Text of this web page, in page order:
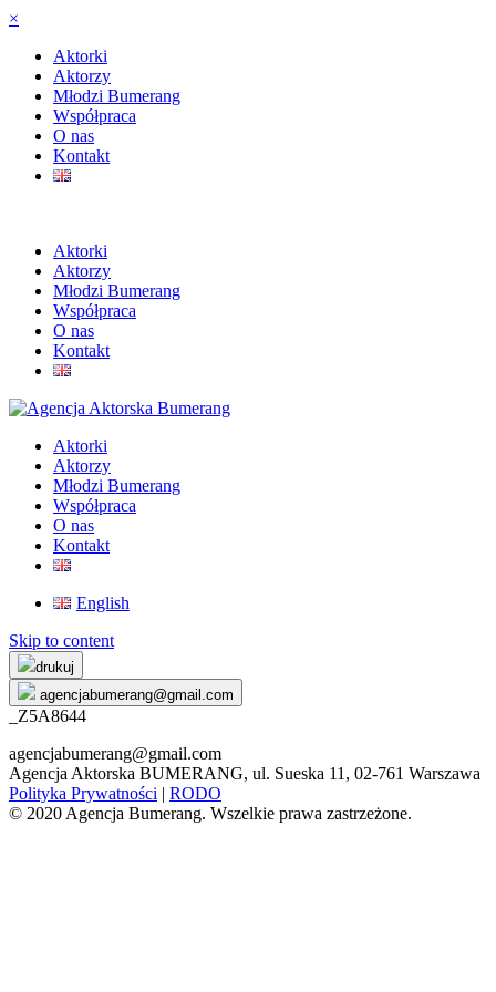
×
Aktorki
Aktorzy
Młodzi Bumerang
Współpraca
O nas
Kontakt
Aktorki
Aktorzy
Młodzi Bumerang
Współpraca
O nas
Kontakt
Aktorki
Aktorzy
Młodzi Bumerang
Współpraca
O nas
Kontakt
English
Skip to content
drukuj
agencjabumerang@gmail.com
_Z5A8644
agencjabumerang@gmail.com
Agencja Aktorska BUMERANG, ul. Sueska 11, 02-761 Warszawa
Polityka Prywatności | RODO
© 2020 Agencja Bumerang. Wszelkie prawa zastrzeżone.